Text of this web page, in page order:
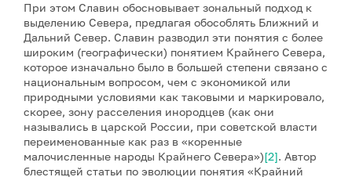
При этом Славин обосновывает зональный подход к
выделению Севера, предлагая обособлять Ближний и
Дальний Север. Славин разводил эти понятия с более
широким (географически) понятием Крайнего Севера,
которое изначально было в большей степени связано с
национальным вопросом, чем с экономикой или
природными условиями как таковыми и маркировало,
скорее, зону расселения инородцев (как они
назывались в царской России, при советской власти
переименованные как раз в «коренные
малочисленные народы Крайнего Севера»)[2]. Автор
блестящей статьи по эволюции понятия «Крайний